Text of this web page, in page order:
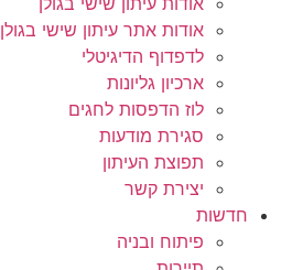
אודות אתר עיתון שישי בגולן
לדפדוף הדיגיטלי
ארכיון גליונות
לוז הדפסות לחגים
סגירת מודעות
תפוצת העיתון
יצירת קשר
חדשות
פיתוח ובניה